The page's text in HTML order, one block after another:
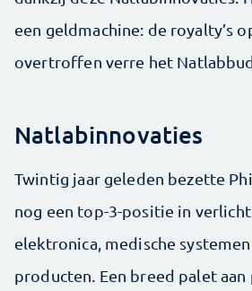
een geldmachine: de royalty’s
overtroffen verre het
Natlabinnovaties
Twintig jaar geleden bezette
nog een top-3-positie in
elektronica, medische
producten. Een breed palet